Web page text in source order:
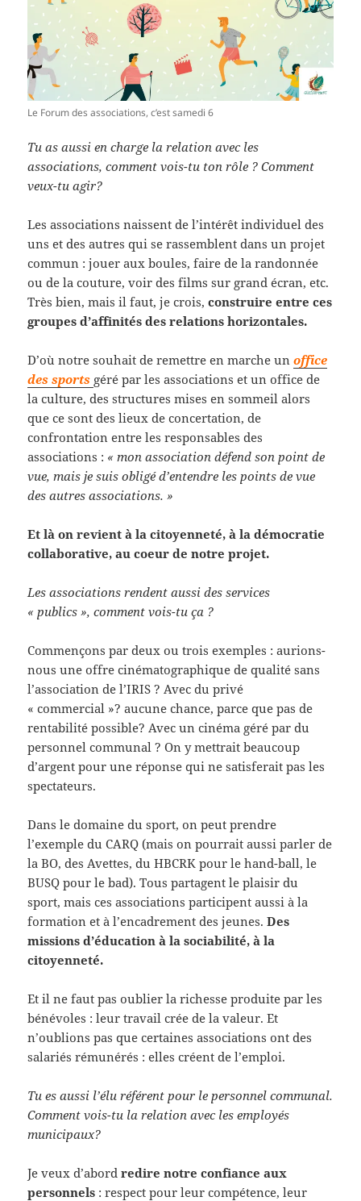
Le Forum des associations, c’est samedi 6
Tu as aussi en charge la relation avec les
associations, comment vois-tu ton rôle ? Comment
veux-tu agir?
Les associations naissent de l’intérêt individuel des
uns et des autres qui se rassemblent dans un projet
commun : jouer aux boules, faire de la randonnée
ou de la couture, voir des films sur grand écran, etc.
Très bien, mais il faut, je crois,construire entre ces
groupes d’affinités des relations horizontales.
D’où notre souhait de remettre en marche unoffice
des sports géré par les associations et un office de
la culture, des structures mises en sommeil alors
que ce sont des lieux de concertation, de
confrontation entre les responsables des
associations : « mon association défend son point de
vue, mais je suis obligé d’entendre les points de vue
des autres associations. »
Et là on revient à la citoyenneté, à la démocratie
collaborative, au coeur de notre projet.
Les associations rendent aussi des services
« publics », comment vois-tu ça ?
Commençons par deux ou trois exemples : aurions-
nous une offre cinématographique de qualité sans
l’association de l’IRIS ? Avec du privé
« commercial »? aucune chance, parce que pas de
rentabilité possible? Avec un cinéma géré par du
personnel communal ? On y mettrait beaucoup
d’argent pour une réponse qui ne satisferait pas les
spectateurs.
Dans le domaine du sport, on peut prendre
l’exemple du CARQ (mais on pourrait aussi parler de
la BO, des Avettes, du HBCRK pour le hand-ball, le
BUSQ pour le bad). Tous partagent le plaisir du
sport, mais ces associations participent aussi à la
formation et à l’encadrement des jeunes.Des
missions d’éducation à la sociabilité, à la
citoyenneté.
Et il ne faut pas oublier la richesse produite par les
bénévoles : leur travail crée de la valeur. Et
n’oublions pas que certaines associations ont des
salariés rémunérés : elles créent de l’emploi.
Tu es aussi l’élu référent pour le personnel communal.
Comment vois-tu la relation avec les employés
municipaux?
Je veux d’abordredire notre confiance aux
personnels : respect pour leur compétence, leur